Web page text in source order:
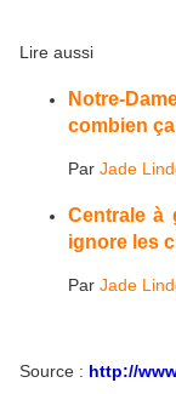
Lire aussi
Notre-
combien
Par Jade
Centrale à
ignore les
Par Jade
Source : http://